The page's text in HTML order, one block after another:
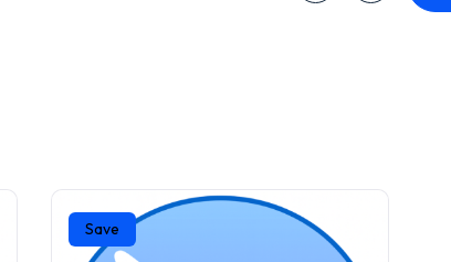
Save